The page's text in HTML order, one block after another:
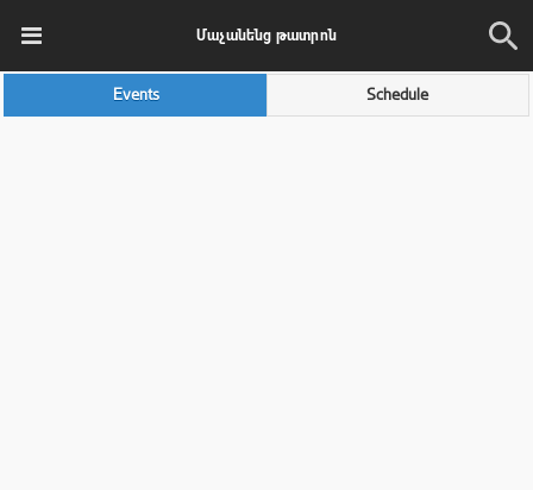
Մաչանենց թատրոն
Events Schedule